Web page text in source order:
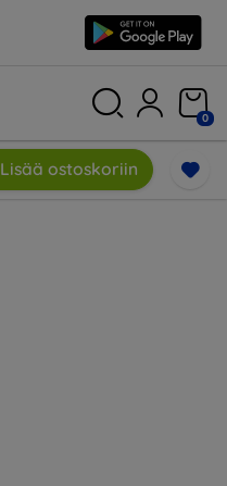
0
Lisää ostoskoriin